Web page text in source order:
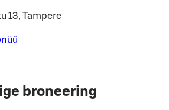
13, Tampere
broneering